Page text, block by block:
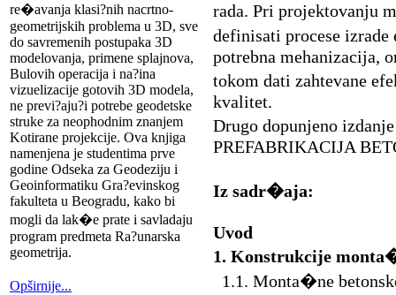
re�avanja klasi?nih nacrtno-
geometrijskih problema u 3D, sve
do savremenih postupaka 3D
modelovanja, primene splajnova,
Bulovih operacija i na?ina
vizuelizacije gotovih 3D modela,
ne previ?aju?i potrebe geodetske
struke za neophodnim znanjem
Kotirane projekcije. Ova knjiga
namenjena je studentima prve
godine Odseka za Geodeziju i
Geoinformatiku Gra?evinskog
fakulteta u Beogradu, kako bi
mogli da lak�e prate i savladaju
program predmeta Ra?unarska
geometrija.
Opširnije...
rada. Pri projektovanju
definisati procese
potrebna mehanizacija,
tokom dati zahtevane
kvalitet.
Drugo dopunjeno
PREFABRIKACIJA
Iz sadr�aja:
Uvod
1. Konstrukcije
1.1. Monta�ne